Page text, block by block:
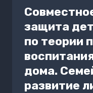
защита
по теории
дома.
развитие